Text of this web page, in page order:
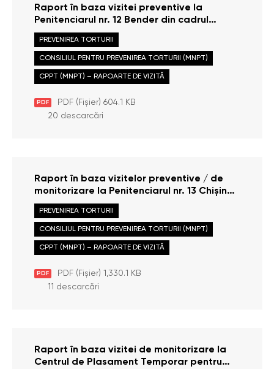
Raport în baza vizitei preventive la
Penitenciarul nr. 12 Bender din cadrul
Administrației Naționale a Penitenciarelor,
efectuate la data de 17 februarie 2026
PDF PDF (Fișier) 604.1 KB
PREVENIREA TORTURII
CONSILIUL PENTRU PREVENIREA TORTURII (MNPT)
CPPT (MNPT) – RAPOARTE DE VIZITĂ
20 descarcări
Raport în baza vizitelor preventive / de
monitorizare la Penitenciarul nr. 13 Chișinău
din cadrul Administrației Naționale a
Penitenciarelor, efectuate la data de 12 –
13 iunie și 15 decembrie 2025
PDF PDF (Fișier) 1,330.1 KB
PREVENIREA TORTURII
CONSILIUL PENTRU PREVENIREA TORTURII (MNPT)
CPPT (MNPT) – RAPOARTE DE VIZITĂ
11 descarcări
Raport în baza vizitei de monitorizare la
Centrul de Plasament Temporar pentru